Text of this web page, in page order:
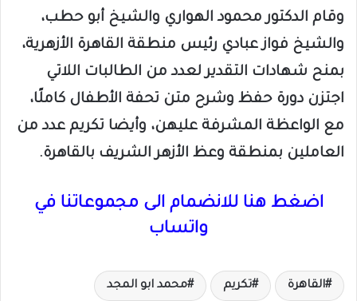
وقام الدكتور محمود الهواري والشيخ أبو حطب،
والشيخ فواز عبادي رئيس منطقة القاهرة الأزهرية،
بمنح شهادات التقدير لعدد من الطالبات اللاتي
اجتزن دورة حفظ وشرح متن تحفة الأطفال كاملًا،
مع الواعظة المشرفة عليهن، وأيضا تكريم عدد من
العاملين بمنطقة وعظ الأزهر الشريف بالقاهرة.
اضغط هنا للانضمام الى مجموعاتنا في
واتساب
القاهرة تكريم محمد ابو المجد